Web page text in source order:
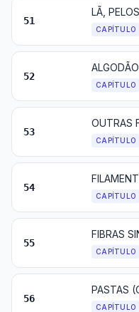
51
CAPÍTULO
52
ALGODÃO
CAPÍTULO
53
CAPÍTULO
54
CAPÍTULO
55
CAPÍTULO
56
CAPÍTULO